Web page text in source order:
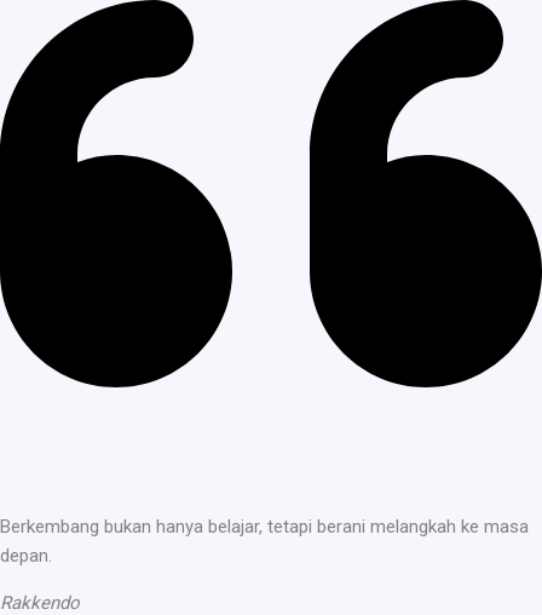
Berkembang bukan hanya belajar, tetapi berani melangkah ke masa
depan.
Rakkendo